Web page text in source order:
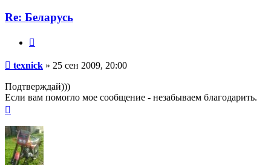
Re: Беларусь
Сообщение
texnick » 25 сен 2009, 20:00
Подтверждай)))
Если вам помогло мое сообщение - незабываем благодарить.
началу